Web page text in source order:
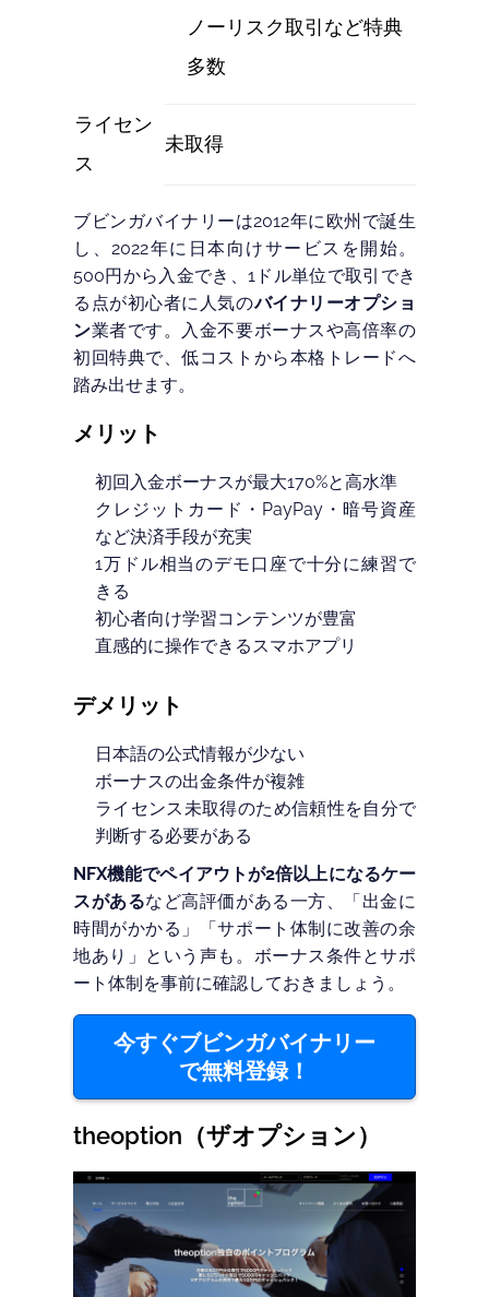
ノーリスク取引など特典
多数
ライセン
ス
未取得
ブビンガバイナリーは2012年に欧州で誕生
し、2022年に日本向けサービスを開始。
500円から入金でき、1ドル単位で取引でき
る点が初心者に人気のバイナリーオプショ
ン業者です。入金不要ボーナスや高倍率の
初回特典で、低コストから本格トレードへ
踏み出せます。
メリット
初回入金ボーナスが最大170%と高水準
クレジットカード・PayPay・暗号資産
など決済手段が充実
1万ドル相当のデモ口座で十分に練習で
きる
初心者向け学習コンテンツが豊富
直感的に操作できるスマホアプリ
デメリット
日本語の公式情報が少ない
ボーナスの出金条件が複雑
ライセンス未取得のため信頼性を自分で
判断する必要がある
NFX機能でペイアウトが2倍以上になるケー
スがあるなど高評価がある一方、「出金に
時間がかかる」「サポート体制に改善の余
地あり」という声も。ボーナス条件とサポ
ート体制を事前に確認しておきましょう。
今すぐブビンガバイナリー
で無料登録！
theoption（ザオプション）